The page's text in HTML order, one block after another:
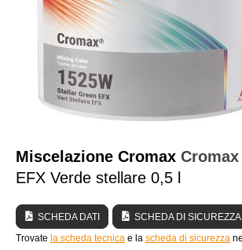
STRUMENTI PER LA CARROZZERIA
ATTREZZATURE PER CARROZZERIA
INSTALLAZIONE IN LABORATORIO
TUTORIAL E CONSIGLI
Miscelazione Cromax Cromax
EFX Verde stellare 0,5 l
SCHEDA DATI
SCHEDA DI SICUREZZA
Trovate la scheda tecnica e la scheda di sicurezza